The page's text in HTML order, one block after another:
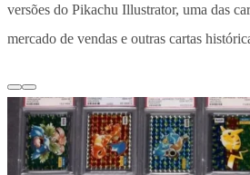
versões do Pikachu Illustrator, uma das
mercado de vendas e outras cartas